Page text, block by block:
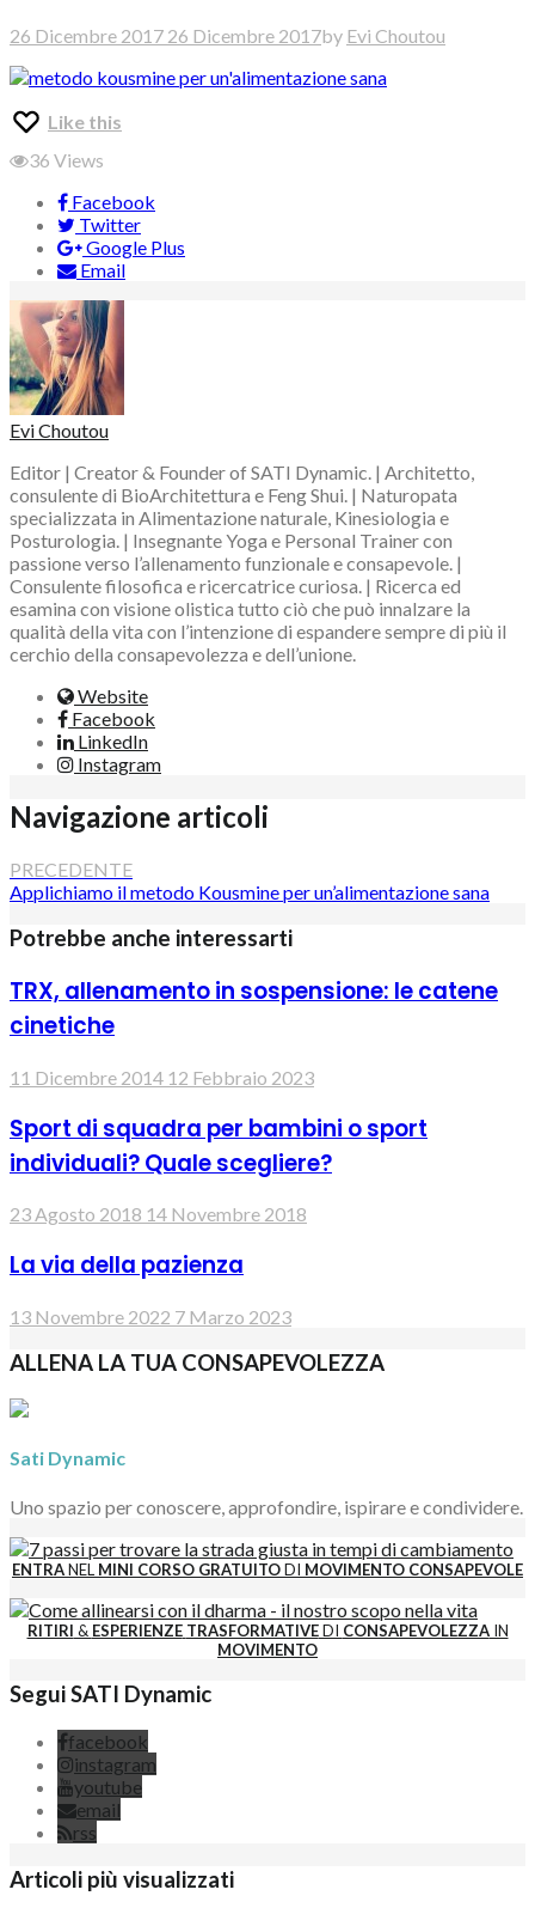
26 Dicembre 2017 26 Dicembre 2017by Evi Choutou
Like this
36 Views
Facebook
Twitter
Google Plus
Email
Evi Choutou
Editor | Creator & Founder of SATI Dynamic. | Architetto,
consulente di BioArchitettura e Feng Shui. | Naturopata
specializzata in Alimentazione naturale, Kinesiologia e
Posturologia. | Insegnante Yoga e Personal Trainer con
passione verso l’allenamento funzionale e consapevole. |
Consulente filosofica e ricercatrice curiosa. | Ricerca ed
esamina con visione olistica tutto ciò che può innalzare la
qualità della vita con l’intenzione di espandere sempre di più il
cerchio della consapevolezza e dell’unione.
Website
Facebook
LinkedIn
Instagram
Navigazione articoli
PRECEDENTE
Applichiamo il metodo Kousmine per un’alimentazione sana
Potrebbe anche interessarti
TRX, allenamento in sospensione: le catene
cinetiche
11 Dicembre 2014 12 Febbraio 2023
Sport di squadra per bambini o sport
individuali? Quale scegliere?
23 Agosto 2018 14 Novembre 2018
La via della pazienza
13 Novembre 2022 7 Marzo 2023
ALLENA LA TUA CONSAPEVOLEZZA
Sati Dynamic
Uno spazio per conoscere, approfondire, ispirare e condividere.
ENTRANEL MINI CORSO GRATUITODI MOVIMENTO CONSAPEVOLE
RITIRI & ESPERIENZE TRASFORMATIVEDI CONSAPEVOLEZZAIN
MOVIMENTO
Segui SATI Dynamic
facebook
instagram
youtube
email
rss
Articoli più visualizzati